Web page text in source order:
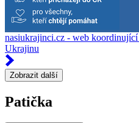
nasiukrajinci.cz - web
Ukrajinu
Zobrazit další
Patička